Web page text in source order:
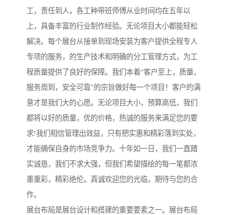
工，责任到人，各工种带班师傅从业时间均在五年以
上，具备丰富的行业制作经验。无论项目大小都能轻松
解决。每个展台从接单到现场安装为客户提供全程专人
专项的服务，的生产技术和明确的分工管理方式，为工
程质量提供了良好的保障。我们本着“客户至上，质量，
服务周到，安全可靠”的宗旨做好每一个项目！客户的满
意才是我们大的心愿。无论项目大小，预算高低，我们
都将以好的质量，优的价格，热诚的服务来满足您的要
求!我们相信管理出效益，只有把实惠和精彩落到实处，
才能确保自身的市场竞争力。十年如一日，我们一直踏
实诚恳，我们不求大强，但我们希望描绘的每一笔都浓
墨重彩，精彩绝伦。真诚欢迎您的光临，期待与您的合
作。
展台布局是展台设计和搭建的重要要素之一。展台布局